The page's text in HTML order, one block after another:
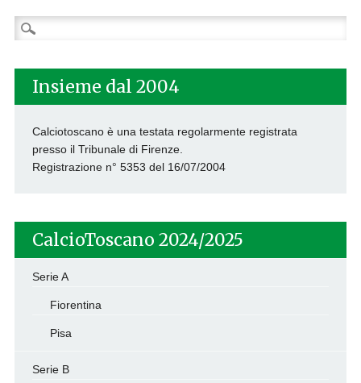
Ricerca
per:
Insieme dal 2004
Calciotoscano è una testata regolarmente registrata
presso il Tribunale di Firenze.
Registrazione n° 5353 del 16/07/2004
CalcioToscano 2024/2025
Serie A
Fiorentina
Pisa
Serie B